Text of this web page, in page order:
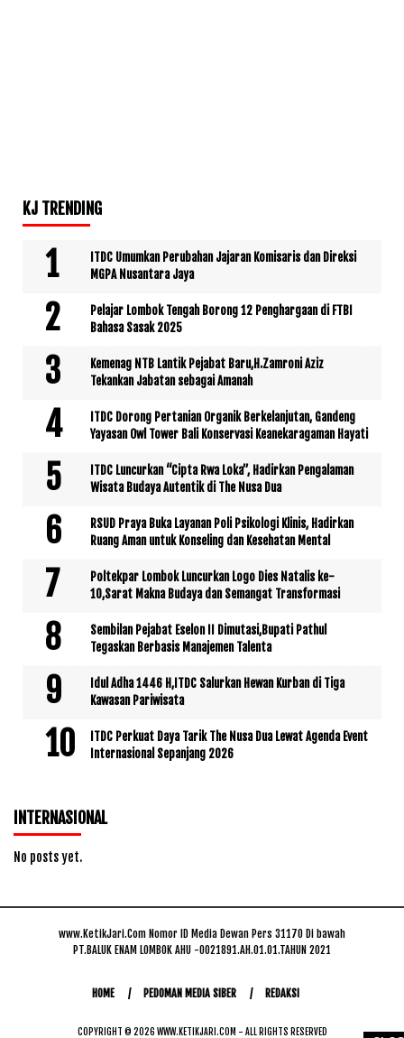
KJ TRENDING
ITDC Umumkan Perubahan Jajaran Komisaris dan Direksi
MGPA Nusantara Jaya
Pelajar Lombok Tengah Borong 12 Penghargaan di FTBI
Bahasa Sasak 2025
Kemenag NTB Lantik Pejabat Baru,H.Zamroni Aziz
Tekankan Jabatan sebagai Amanah
ITDC Dorong Pertanian Organik Berkelanjutan, Gandeng
Yayasan Owl Tower Bali Konservasi Keanekaragaman Hayati
ITDC Luncurkan “Cipta Rwa Loka”, Hadirkan Pengalaman
Wisata Budaya Autentik di The Nusa Dua
RSUD Praya Buka Layanan Poli Psikologi Klinis, Hadirkan
Ruang Aman untuk Konseling dan Kesehatan Mental
Poltekpar Lombok Luncurkan Logo Dies Natalis ke-
10,Sarat Makna Budaya dan Semangat Transformasi
Sembilan Pejabat Eselon II Dimutasi,Bupati Pathul
Tegaskan Berbasis Manajemen Talenta
Idul Adha 1446 H,ITDC Salurkan Hewan Kurban di Tiga
Kawasan Pariwisata
ITDC Perkuat Daya Tarik The Nusa Dua Lewat Agenda Event
Internasional Sepanjang 2026
INTERNASIONAL
No posts yet.
www.KetikJari.Com Nomor ID Media Dewan Pers 31170 Di bawah
PT.BALUK ENAM LOMBOK AHU -0021891.AH.01.01.TAHUN 2021
HOME PEDOMAN MEDIA SIBER REDAKSI
COPYRIGHT © 2026 WWW.KETIKJARI.COM - ALL RIGHTS RESERVED